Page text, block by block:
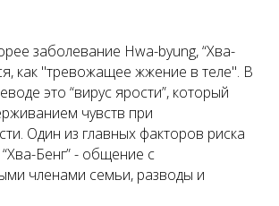
заболевание Hwa-byung, “Хва-
как "тревожащее жжение в теле". В
это “вирус ярости”, который
чувств при
Один из главных факторов риска
Бенг” - общение с
членами семьи, разводы и